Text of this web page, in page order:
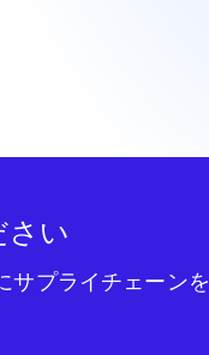
さい
サプライチェーン